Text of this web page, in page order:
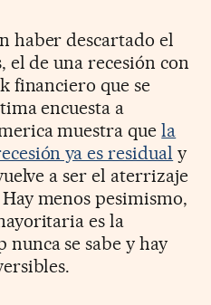
haber descartado el
el de una recesión con
financiero que se
encuesta a
muestra quela
ya es residual y
a ser el aterrizaje
menos pesimismo,
es la
se sabe y hay